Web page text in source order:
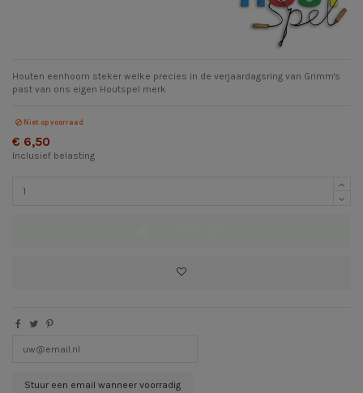
Houten eenhoorn steker welke precies in de verjaardagsring van Grimm's
past van ons eigen Houtspel merk
Niet op voorraad
€ 6,50
Inclusief belasting